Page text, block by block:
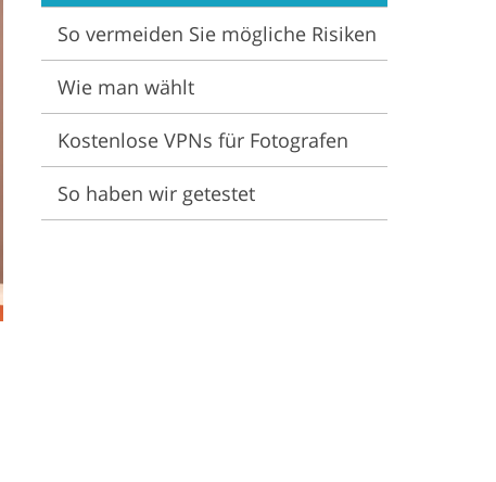
So vermeiden Sie mögliche Risiken
Wie man wählt
Kostenlose VPNs für Fotografen
So haben wir getestet